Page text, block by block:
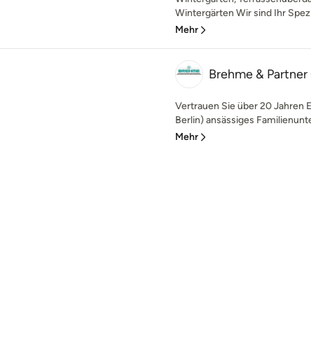
Wintergärten Wir sind Ihr
Mehr
Brehme &
Vertrauen Sie über 20 Jahren
Berlin) ansässiges
Mehr